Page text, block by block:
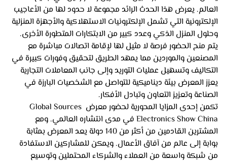
العالم. يعرض هذا الحدث الرائد مجموعة لا حدود لها من الأعاجيب
الإلكترونية التي تشمل الإلكترونيات الاستهلاكية والأجهزة المنزلية
وحلول المنزل الذكي وعدد كبير من الابتكارات المتطورة الأخرى.
يتم منح الحضور فرصة لا مثيل لها لإقامة اتصالات مباشرة مع
المصنعين والموردين مما يمهد الطريق لتحقيق وفورات كبيرة في
التكاليف وتسهيل عمليات التوريد وإلى جانب المعاملات التجارية
يعزز المعرض بيئة ديناميكية للتواصل مع الشخصيات البارزة في
الصناعة وتعزيز التعاون وتبادل الأفكار.
تكمن إحدى المزايا المحورية لحضور معرض Global Sources
Electronics Show China في مدى انتشاره العالمي. ومع
المشترين القادمين من أكثر من 140 دولة يعد المعرض بمثابة
بوابة إلى عالم من آفاق الأعمال. ويمكن للمشاركين الاستفادة
من شبكة واسعة من العملاء والشركاء المحتملين وتوسيع